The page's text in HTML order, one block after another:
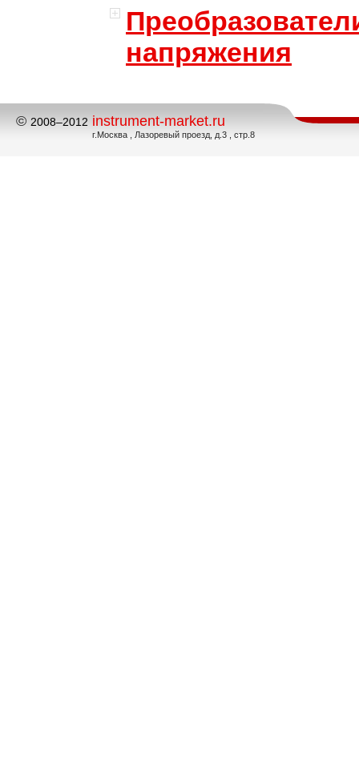
напряжения
© 2008–2012 instrument-market.ru
г.Москва , Лазоревый проезд, д.3 , стр.8